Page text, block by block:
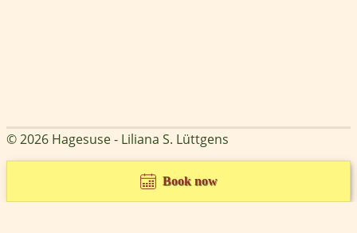
© 2026 Hagesuse - Liliana S. Lüttgens
Book now